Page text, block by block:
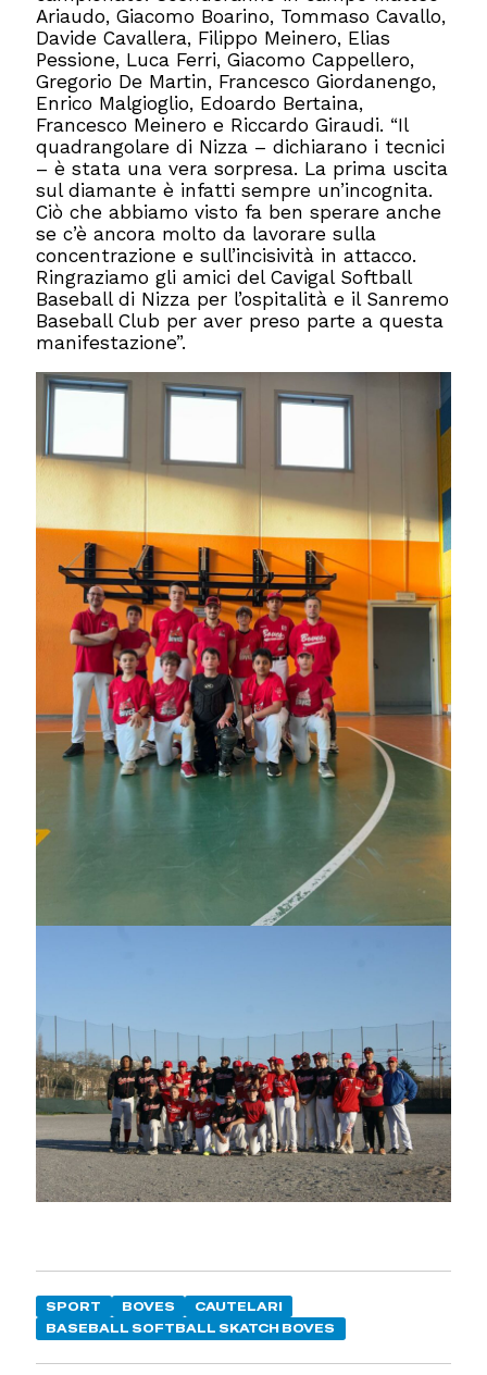
Ariaudo, Giacomo Boarino, Tommaso Cavallo,
Davide Cavallera, Filippo Meinero, Elias
Pessione, Luca Ferri, Giacomo Cappellero,
Gregorio De Martin, Francesco Giordanengo,
Enrico Malgioglio, Edoardo Bertaina,
Francesco Meinero e Riccardo Giraudi. “Il
quadrangolare di Nizza – dichiarano i tecnici
– è stata una vera sorpresa. La prima uscita
sul diamante è infatti sempre un’incognita.
Ciò che abbiamo visto fa ben sperare anche
se c’è ancora molto da lavorare sulla
concentrazione e sull’incisività in attacco.
Ringraziamo gli amici del Cavigal Softball
Baseball di Nizza per l’ospitalità e il Sanremo
Baseball Club per aver preso parte a questa
manifestazione”.
SPORT BOVES
CAUTELARI
BASEBALL SOFTBALL SKATCH BOVES